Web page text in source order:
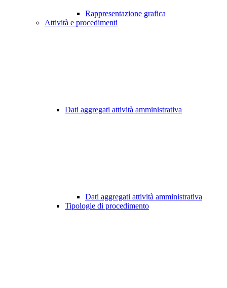
Rappresentazione grafica
Attività e procedimenti
Dati aggregati attività amministrativa
Dati aggregati attività amministrativa
Tipologie di procedimento